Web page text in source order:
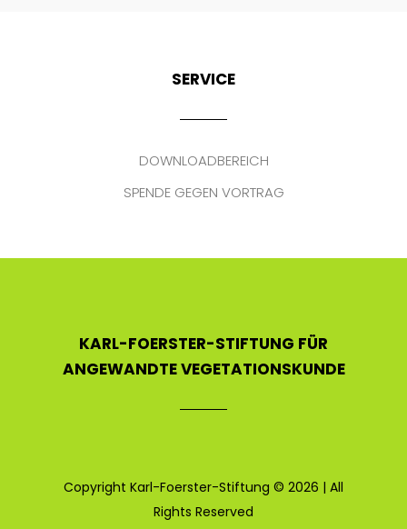
SERVICE
DOWNLOADBEREICH
SPENDE GEGEN VORTRAG
KARL-FOERSTER-STIFTUNG FÜR
ANGEWANDTE VEGETATIONSKUNDE
Copyright Karl-Foerster-Stiftung © 2026 | All
Rights Reserved